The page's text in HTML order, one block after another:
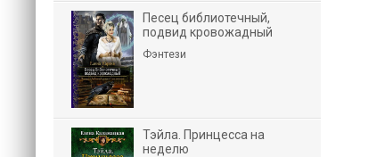
Песец библиотечный,
подвид кровожадный
Фэнтези
Тэйла. Принцесса на
неделю